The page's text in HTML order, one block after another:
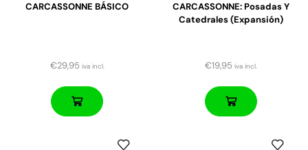
CARCASSONNE BÁSICO
€29,95 iva incl.
CARCASSONNE: Posadas Y
Catedrales (expansión)
€19,95 iva incl.